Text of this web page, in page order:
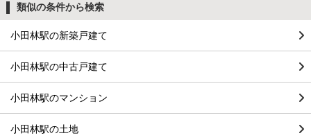
類似の条件から検索
小田林駅の新築戸建て
小田林駅の中古戸建て
小田林駅のマンション
小田林駅の土地